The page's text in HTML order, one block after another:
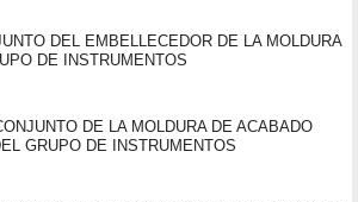
DEL EMBELLECEDOR DE LA MOLDURA
DE INSTRUMENTOS
DE LA MOLDURA DE ACABADO
GRUPO DE INSTRUMENTOS